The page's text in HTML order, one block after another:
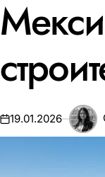
19.01.2026